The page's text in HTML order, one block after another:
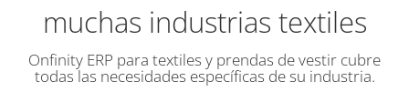
muchas industrias textiles
Onfinity ERP para textiles y prendas de vestir cubre
todas las necesidades específicas de su industria.